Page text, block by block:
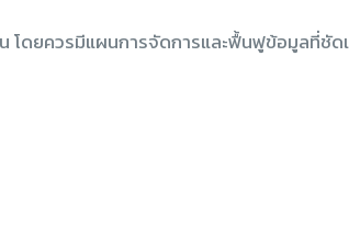
ดยควรมีแผนการจัดการและฟื้นฟูข้อมูลที่ชัด